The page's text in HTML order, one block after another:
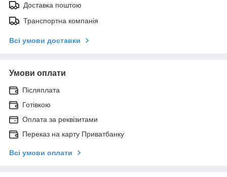
Доставка поштою
Транспортна компанія
Всі умови доставки
Умови оплати
Післяплата
Готівкою
Оплата за реквізитами
Переказ на карту Приватбанку
Всі умови оплати